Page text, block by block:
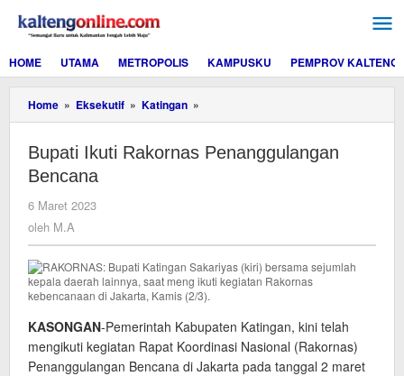
konten
HOME
UTAMA METROPOLIS KAMPUSKU PEMPROV KALTENG
Home » Eksekutif » Katingan »
Ikuti
Penanggulangan
Bupati Ikuti Rakornas Penanggulangan
Bencana
6 Maret 2023
oleh M.A
KASONGAN-Pemerintah Kabupaten Katingan, kini telah
mengikuti kegiatan Rapat Koordinasi Nasional (Rakornas)
Penanggulangan Bencana di Jakarta pada tanggal 2 maret